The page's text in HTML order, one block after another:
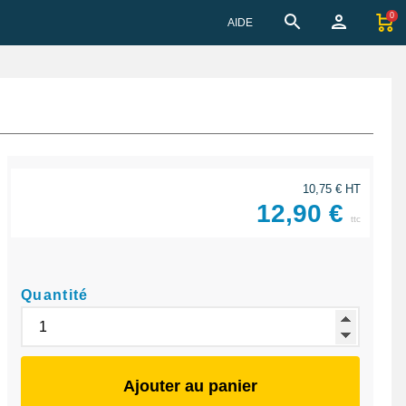
AIDE
0
10,75 € HT
12,90 € ttc
Quantité
Ajouter au panier